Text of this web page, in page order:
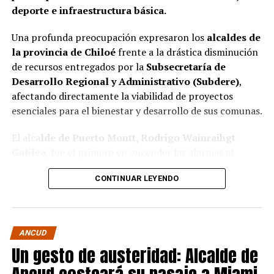
deporte e infraestructura básica.
Una profunda preocupación expresaron los alcaldes de
la provincia de Chiloéfrente a la drástica disminución
de recursos entregados por la Subsecretaría de
Desarrollo Regional y Administrativo (Subdere),
afectando directamente la viabilidad de proyectos
esenciales para el bienestar y desarrollo de sus comunas.
El alca lde de Puerto Montt, Rodrigo Wainraihgt
denunciar públicamente que la Subdere no cuenta con
fondos para financiar iniciativas del Programa de
Mejoramiento de Barrios (PMB), a pesar de que muchas
ya estaban declaradas elegibles.
historia, la Subdere no tiene recursos para estos
programas fundamentales”, afirmó el edil de la capital
regional de Los Lagos.
CONTINUAR LEYENDO
ANCUD
Un gesto de austeridad: Alcalde de